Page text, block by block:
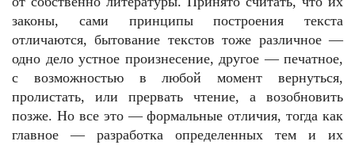
законы, сами принципы построения текста
отличаются, бытование текстов тоже различное —
одно дело устное произнесение, другое — печатное,
с возможностью в любой момент вернуться,
пролистать, или прервать чтение, а возобновить
позже. Но все это — формальные отличия, тогда как
главное — разработка определенных тем и их